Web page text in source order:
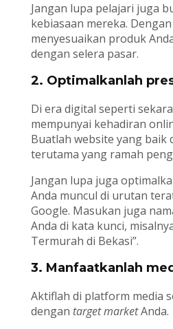
Jangan lupa pelajari juga
kebiasaan mereka.
menyesuaikan produk
dengan selera pasar.
2. Optimalkanlah
Di era digital seperti
mempunyai kehadiran
Buatlah website yang baik
terutama yang ramah
Jangan lupa juga
Anda muncul di urutan
Google. Masukan juga
Anda di kata kunci,
Termurah di Bekasi”.
3. Manfaatkanlah
Aktiflah di platform media
dengan target marketAnda.